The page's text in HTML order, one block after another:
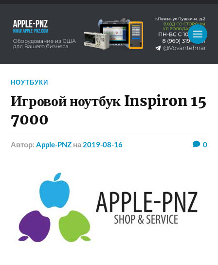
НОУТБУКИ
Игровой ноутбук Inspiron 15
7000
Автор:Apple-PNZ на 2019-08-16 0